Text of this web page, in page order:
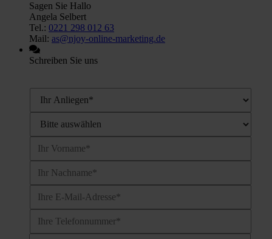
Sagen Sie Hallo
Angela Selbert
Tel.: 0221 298 012 63
Mail: as@njoy-online-marketing.de
Schreiben Sie uns